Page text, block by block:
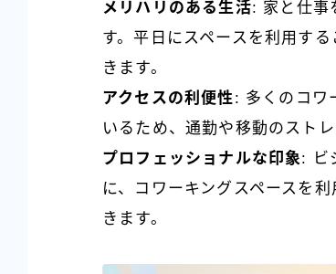
メリハリのある生活: 家と仕事
す。平日にスペースを利用す
きます。
アクセスの利便性: 多くのコワ
いるため、通勤や移動のスト
プロフェッショナルな印象: ビ
に、コワーキングスペースを
きます。